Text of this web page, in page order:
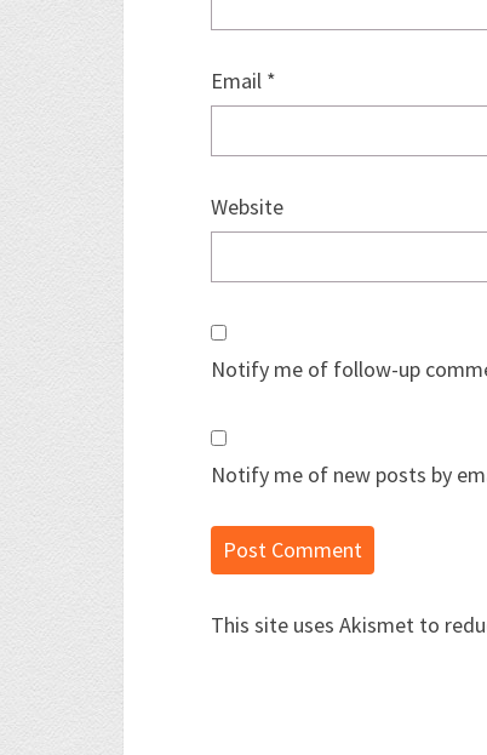
Email *
Website
Notify me of follow-up
Notify me of new posts by
This site uses Akismet to